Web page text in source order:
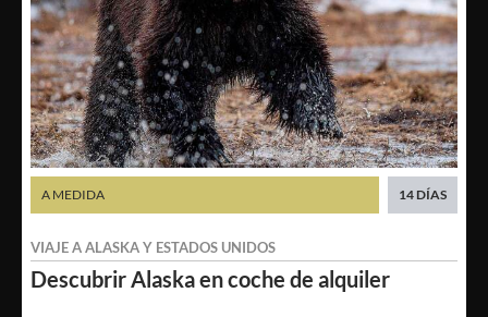
DescubrirAlaska en coche de alquiler
VIAJE AALASKAY ESTADOS UNIDOS
A MEDIDA 14 DÍAS